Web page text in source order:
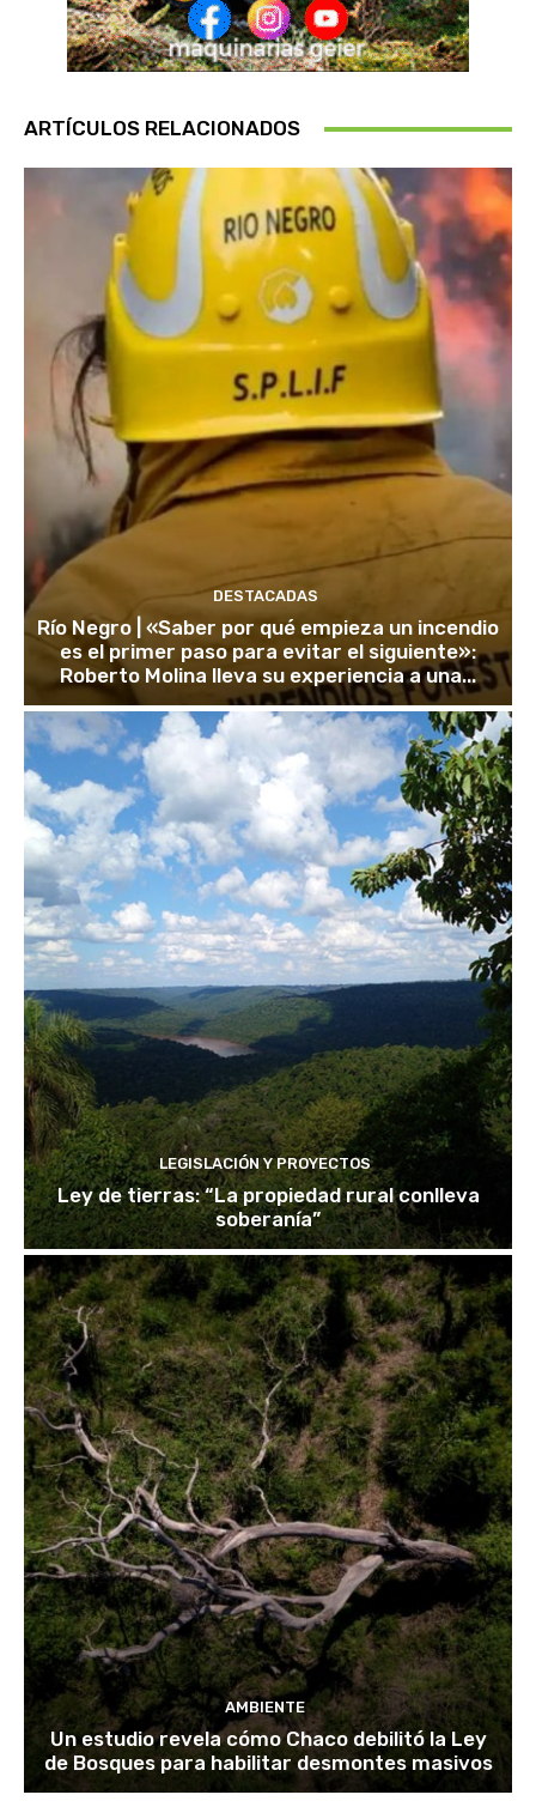
ARTÍCULOS RELACIONADOS
DESTACADAS
Río Negro | «Saber por qué empieza un incendio
es el primer paso para evitar el siguiente»:
Roberto Molina lleva su experiencia a una...
LEGISLACIÓN Y PROYECTOS
Ley de tierras: “La propiedad rural conlleva
soberanía”
AMBIENTE
Un estudio revela cómo Chaco debilitó la Ley
de Bosques para habilitar desmontes masivos